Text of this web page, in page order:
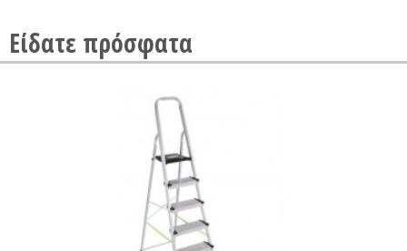
Είδατε πρόσφατα